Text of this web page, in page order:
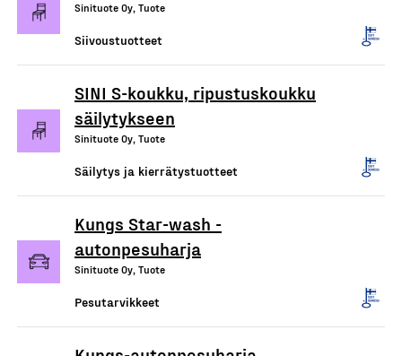
Sinituote Oy, Tuote
Siivoustuotteet
SINI S-koukku, ripustuskoukku
säilytykseen
Sinituote Oy, Tuote
Säilytys ja kierrätystuotteet
Kungs Star-wash -
autonpesuharja
Sinituote Oy, Tuote
Pesutarvikkeet